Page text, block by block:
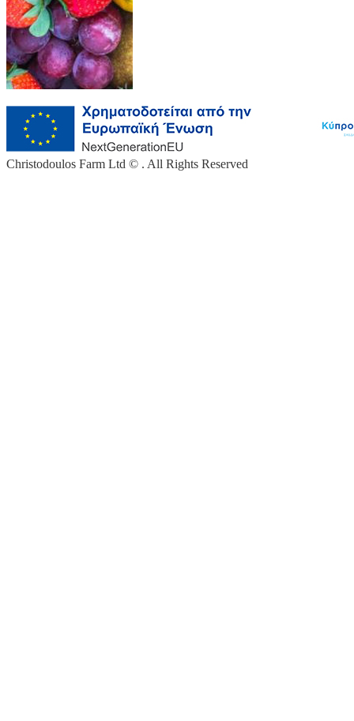
Christodoulos Farm Ltd © . All Rights Reserved